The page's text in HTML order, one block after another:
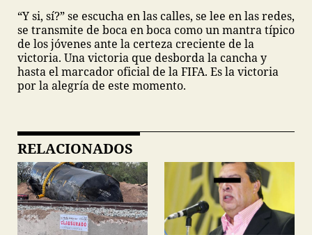
“Y si, sí?” se escucha en las calles, se lee en las redes,
se transmite de boca en boca como un mantra típico
de los jóvenes ante la certeza creciente de la
victoria. Una victoria que desborda la cancha y
hasta el marcador oficial de la FIFA. Es la victoria
por la alegría de este momento.
RELACIONADOS